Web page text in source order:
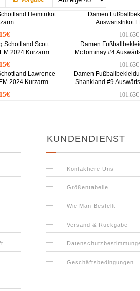
Heimtrikot
Damen
Auswärtstrikot
101.63€
Schottland Scott
2024 Kurzarm
Damen
McTominay #4
101.63€
Lawrence
2024 Kurzarm
Damen
Shankland #9
101.63€
KUNDENDIENST
Kontaktiere Uns
Größentabelle
Wie Man Bestellt
Versand & Rückgabe
Geschäftsbedingungen